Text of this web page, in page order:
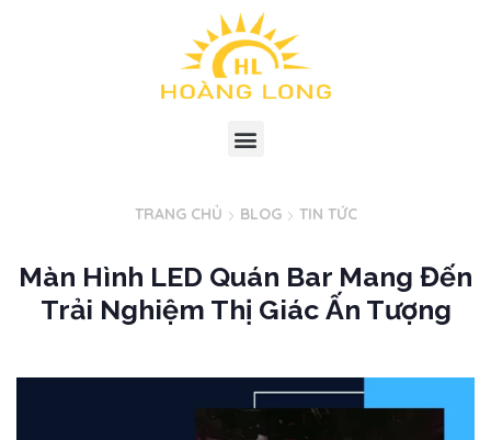
TRANG CHỦ BLOG TIN TỨC
Màn Hình LED Quán Bar Mang Đến
Trải Nghiệm Thị Giác Ấn Tượng